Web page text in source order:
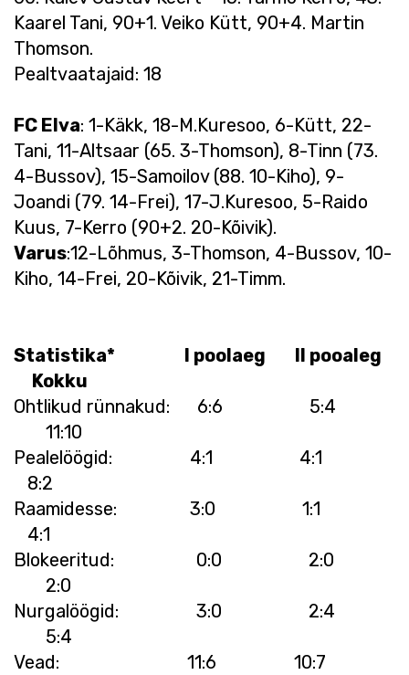
Kaarel Tani, 90+1. Veiko Kütt, 90+4. Martin
Thomson.
Pealtvaatajaid: 18
FC Elva: 1-Käkk, 18-M.Kuresoo, 6-Kütt, 22-
Tani, 11-Altsaar (65. 3-Thomson), 8-Tinn (73.
4-Bussov), 15-Samoilov (88. 10-Kiho), 9-
Joandi (79. 14-Frei), 17-J.Kuresoo, 5-Raido
Kuus, 7-Kerro (90+2. 20-Kõivik).
Varus:12-Lõhmus, 3-Thomson, 4-Bussov, 10-
Kiho, 14-Frei, 20-Kõivik, 21-Timm.
Statistika* I poolaeg II pooaleg
Kokku
Ohtlikud rünnakud: 6:6 5:4
11:10
Pealelöögid: 4:1 4:1
8:2
Raamidesse: 3:0 1:1
4:1
Blokeeritud: 0:0 2:0
2:0
Nurgalöögid: 3:0 2:4
5:4
Vead: 11:6 10:7